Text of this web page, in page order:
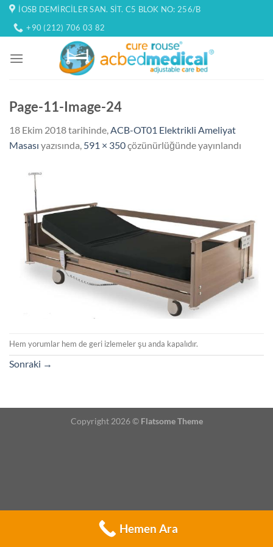
İçeriğe
atla
İOSB DEMIRCILER SAN. SIT. C5 BLOK NO: 256/B
+90 (212) 706 03 82
Page-11-Image-24
18 Ekim 2018tarihinde,ACB-OT01 Elektrikli Ameliyat
Masası yazısında, 591 × 350çözünürlüğünde yayınlandı
Hem yorumlar hem de geri izlemeler şu anda kapalıdır.
Sonraki →
Copyright 2026 © Flatsome Theme
Hemen Ara